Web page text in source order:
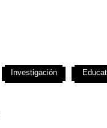
Investigación